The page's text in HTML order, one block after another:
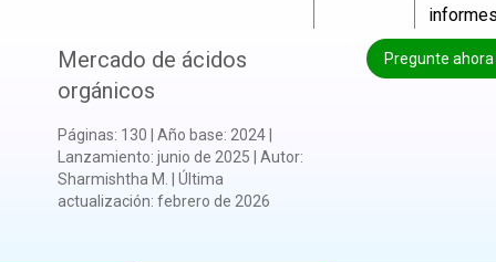
Pregunte ahora
Mercado de ácidos
orgánicos
Páginas: 130 Año base: 2024
Lanzamiento: junio de 2025 Autor:
Sharmishtha M.
Última
actualización: febrero de 2026